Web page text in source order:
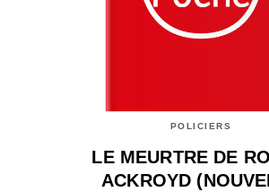
POLICIERS
LE MEURTRE DE
ACKROYD